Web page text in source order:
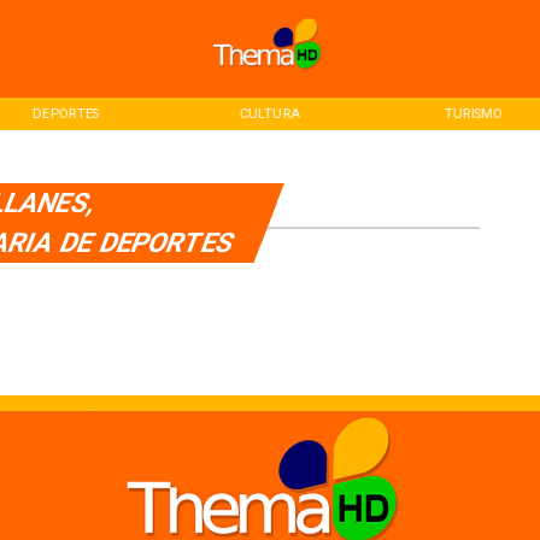
DEPORTES CULTURA TURISMO
DE DEPORTES